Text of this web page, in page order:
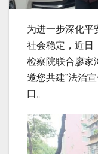
为进一步深化平
社会稳定，近日
检察院联合廖家
邀您共建”法治
口。